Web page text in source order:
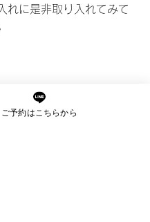
れに是非取り入れてみて
ご予約はこちらから